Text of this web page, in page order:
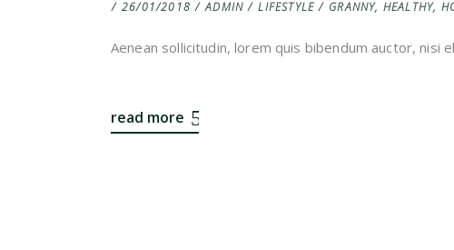
26/01/2018 ADMIN LIFESTYLE GRANNY, HEALTHY,
Aenean sollicitudin, lorem quis bibendum auctor, nisi
read more